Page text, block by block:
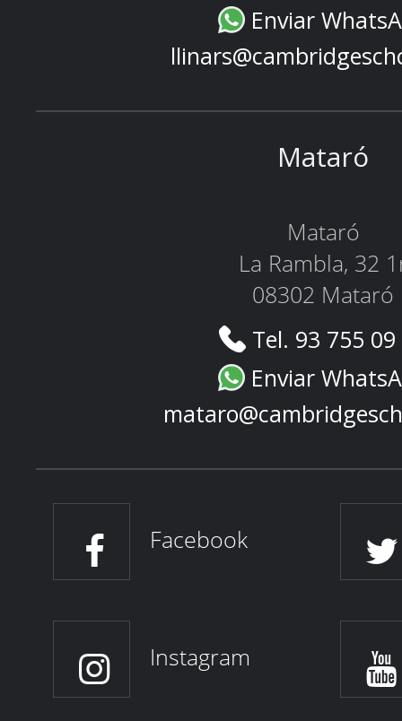
Enviar
Mataró
Mataró
La Rambla, 32
08302 Mataró
Tel. 93 755
Enviar
Facebook
Instagram